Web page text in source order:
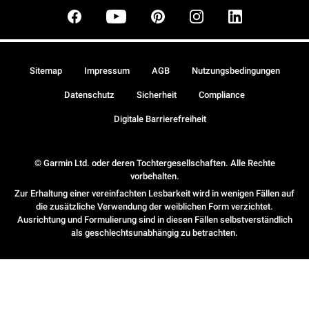
© Garmin Ltd. oder deren Tochtergesellschaften. Alle Rechte
vorbehalten.
Zur Erhaltung einer vereinfachten Lesbarkeit wird in wenigen Fällen auf
die zusätzliche Verwendung der weiblichen Form verzichtet.
Ausrichtung und Formulierung sind in diesen Fällen selbstverständlich
als geschlechtsunabhängig zu betrachten.
Sitemap Impressum AGB Nutzungsbedingungen
Datenschutz Sicherheit Compliance
Digitale Barrierefreiheit